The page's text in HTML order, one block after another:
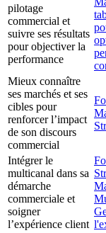
pilotage
commercial et
suivre ses résultats
pour objectiver la
performance
Mieux connaître
ses marchés et ses
cibles pour
renforcer l’impact
de son discours
commercial
Intégrer le
multicanal dans sa
démarche
commerciale et
soigner
l’expérience client